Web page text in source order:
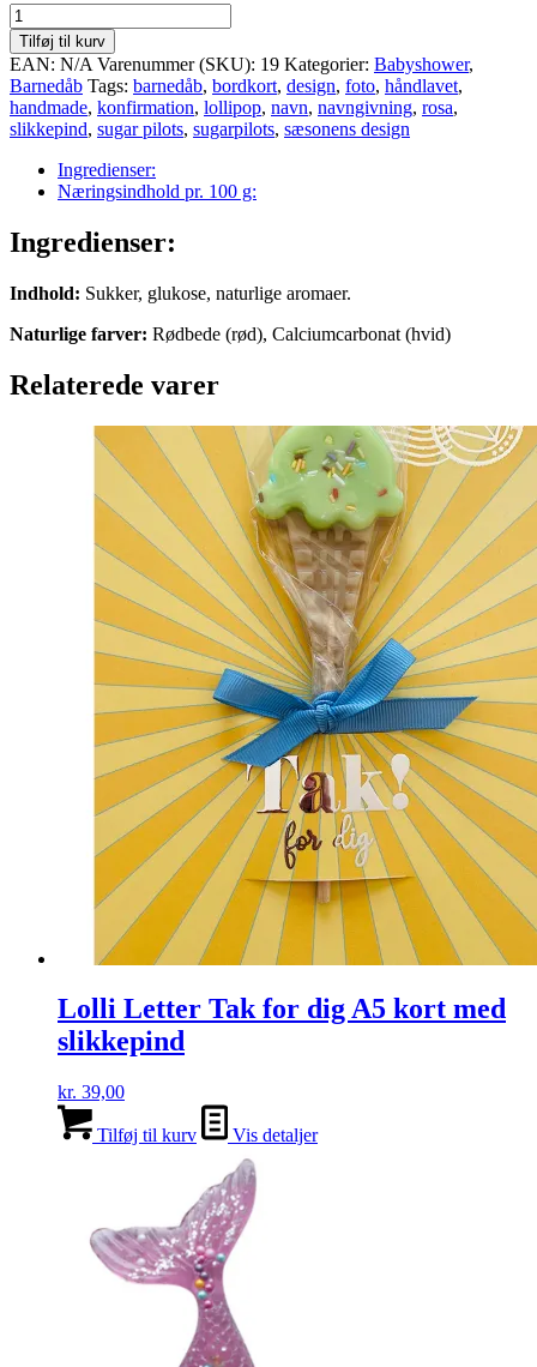
Nr.
22:
Slikkepindedesign
i
pastel
sart
rosa
med
navn
antal
Tilføj til kurv
EAN: N/A Varenummer (SKU): 19 Kategorier: Babyshower,
Barnedåb Tags: barnedåb, bordkort, design, foto, håndlavet,
handmade, konfirmation, lollipop, navn, navngivning, rosa,
slikkepind, sugar pilots, sugarpilots, sæsonens design
Ingredienser:
Næringsindhold pr. 100 g:
Ingredienser:
Indhold: Sukker, glukose, naturlige aromaer.
Naturlige farver: Rødbede (rød), Calciumcarbonat (hvid)
Relaterede varer
Lolli Letter Tak for dig A5 kort med
slikkepind
kr. 39,00
Tilføj til kurv Vis detaljer